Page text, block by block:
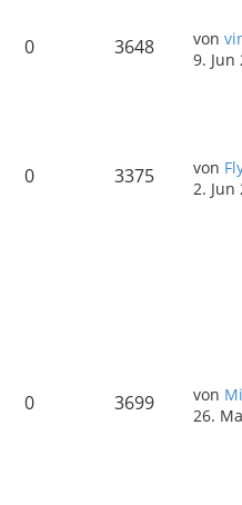
0 3648 von
9. Jun
0 3375 von
2. Jun
0 3699 von
26.